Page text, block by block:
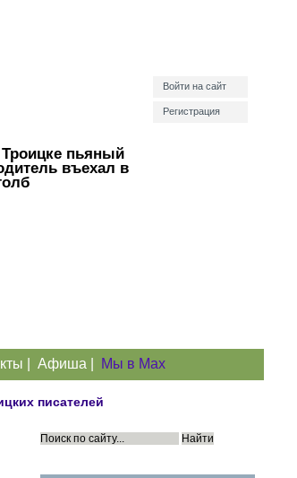
Войти на сайт
Регистрация
пьяный
въехал в
Афиша Мы в Max
писателей